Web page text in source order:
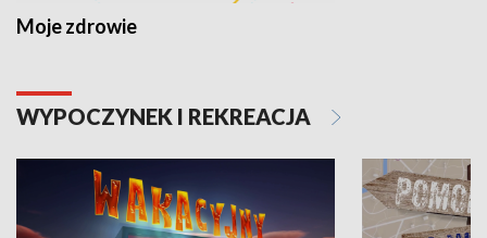
Moje zdrowie
WYPOCZYNEK I REKREACJA